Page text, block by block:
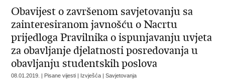
Obavijest o završenom savjetovanju sa
zainteresiranom javnošću o Nacrtu
prijedloga Pravilnika o ispunjavanju uvjeta
za obavljanje djelatnosti posredovanja u
obavljanju studentskih poslova
08.01.2019. | Pisane vijesti | Izvješća | Savjetovanja